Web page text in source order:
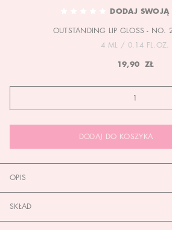
BEGINNING
DODAJ SWOJĄ
OUTSTANDING LIP GLOSS - NO.
4 ML / 0.14 FL.OZ.
19,90 ZŁ
DODAJ DO KOSZYKA
OPIS
SKŁAD